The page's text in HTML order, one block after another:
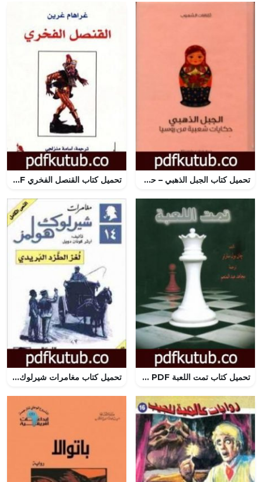
تحميل كتاب الجبل الذهبي – حكايات شعبية من روسيا PDF تأليف فيرا دي بلومينتال مجانا [كامل] تحميل كتاب القنصل الفخري PDF تأليف جراهام جرين مجانا [كامل]
تحميل كتاب تمت اللعبة PDF تأليف جان بول سارتر مجانا [كامل] تحميل كتاب مغامرات شيرلوك هولمز – لغز الطرد البريدي PDF تأليف آرثر كونان دويل مجانا [كامل]